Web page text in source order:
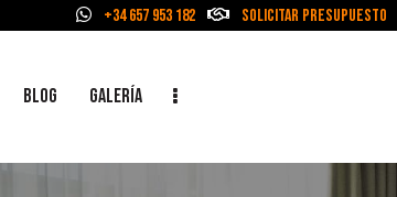
+34 657 953 182 Solicitar Presupuesto
BLOG GALERÍA